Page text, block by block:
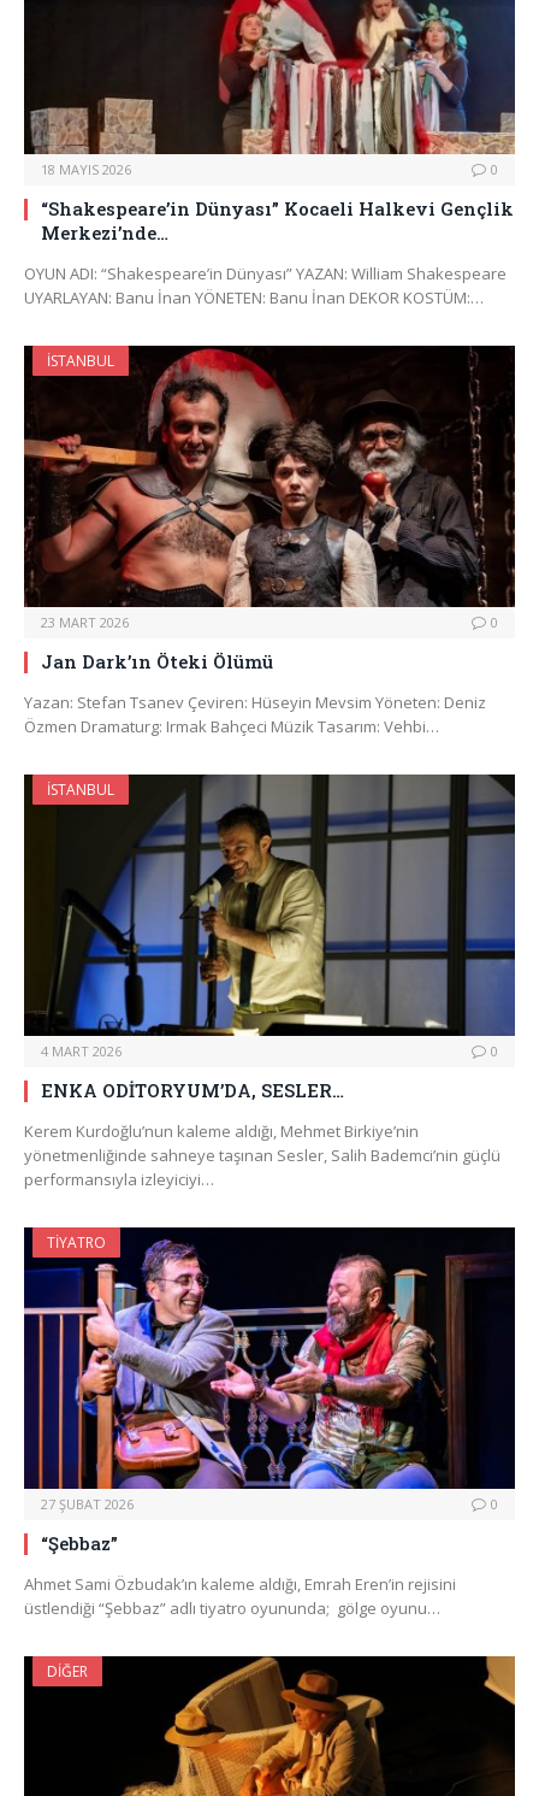
18 MAYIS 2026 0
“Shakespeare’in Dünyası” Kocaeli Halkevi Gençlik
Merkezi’nde…
OYUN ADI: “Shakespeare’in Dünyası” YAZAN: William Shakespeare
UYARLAYAN: Banu İnan YÖNETEN: Banu İnan DEKOR KOSTÜM:…
İSTANBUL
23 MART 2026 0
Jan Dark’ın Öteki Ölümü
Yazan: Stefan Tsanev Çeviren: Hüseyin Mevsim Yöneten: Deniz
Özmen Dramaturg: Irmak Bahçeci Müzik Tasarım: Vehbi…
İSTANBUL
4 MART 2026 0
ENKA ODİTORYUM’DA, SESLER…
Kerem Kurdoğlu’nun kaleme aldığı, Mehmet Birkiye’nin
yönetmenliğinde sahneye taşınan Sesler, Salih Bademci’nin güçlü
performansıyla izleyiciyi…
TIYATRO
27 ŞUBAT 2026 0
“Şebbaz”
Ahmet Sami Özbudak’ın kaleme aldığı, Emrah Eren’in rejisini
üstlendiği “Şebbaz” adlı tiyatro oyununda; gölge oyunu…
DIĞER